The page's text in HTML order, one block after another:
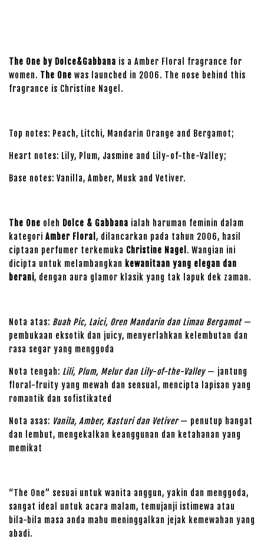
The One by Dolce&Gabbana is a Amber Floral fragrance for
women. The One was launched in 2006. The nose behind this
fragrance is Christine Nagel.
Top notes: Peach, Litchi, Mandarin Orange and Bergamot;
Heart notes: Lily, Plum, Jasmine and Lily-of-the-Valley;
Base notes: Vanilla, Amber, Musk and Vetiver.
The One oleh Dolce & Gabbana ialah haruman feminin dalam
kategori Amber Floral , dilancarkan pada tahun 2006, hasil
ciptaan perfumer terkemuka Christine Nagel . Wangian ini
dicipta untuk melambangkan kewanitaan yang elegan dan
berani, dengan aura glamor klasik yang tak lapuk dek zaman.
Nota atas: Buah Pic, Laici, Oren Mandarin dan Limau Bergamot—
pembukaan eksotik dan juicy, menyerlahkan kelembutan dan
rasa segar yang menggoda
Nota tengah: Lili, Plum, Melur dan Lily-of-the-Valley— jantung
floral-fruity yang mewah dan sensual, mencipta lapisan yang
romantik dan sofistikated
Nota asas: Vanila, Amber, Kasturi dan Vetiver— penutup hangat
dan lembut, mengekalkan keanggunan dan ketahanan yang
memikat
“The One” sesuai untuk wanita anggun, yakin dan menggoda,
sangat ideal untuk acara malam, temujanji istimewa atau
bila-bila masa anda mahu meninggalkan jejak kemewahan yang
abadi.